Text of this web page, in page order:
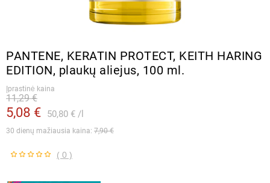
PANTENE, KERATIN PROTECT, KEITH HARING
EDITION, plaukų aliejus, 100 ml.
Įprastinė kaina
5,08 € 50,80 €
11,29 €
30 dienų mažiausia kaina: 7,90 €
( 0 )